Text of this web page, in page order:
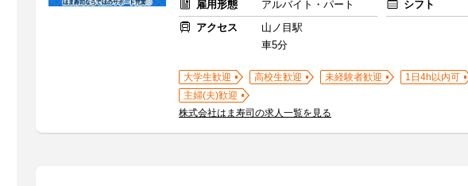
雇用形態
アルバイト・パート シフト
アクセス
山ノ目駅
車5分
大学生歓迎 高校生歓迎 未経験者歓迎
1日4h以内可
主婦(夫)歓迎
株式会社はま寿司の求人一覧を見る